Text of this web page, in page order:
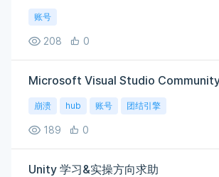
账号
208 0
Microsoft Visual Studio
崩溃 hub 账号 团结引擎
189 0
Unity 学习&实操方向求助